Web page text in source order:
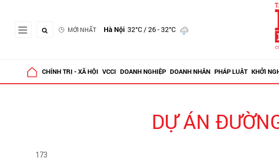
MỚI NHẤT Hà Nội 32°C/ 26 - 32°C
CHÍNH TRỊ - XÃ HỘI VCCI DOANH NGHIỆP DOANH NHÂN PHÁP LUẬT KHỞI
DỰ ÁN
173